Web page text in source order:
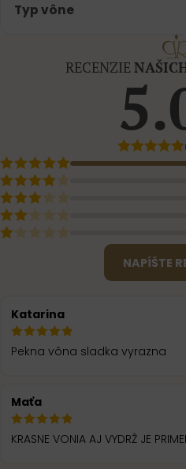
Typ vône
RECENZIE
NAPÍŠTE
Katarina
Pekna vôna sladka vyrazna
Maťa
KRASNE VONIA AJ VYDRŽ JE